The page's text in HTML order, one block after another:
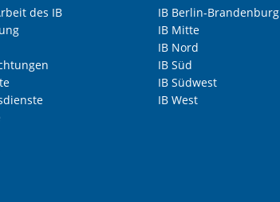
des IB
IB Berlin-Brandenburg
IB Mitte
IB Nord
IB Süd
IB Südwest
IB West